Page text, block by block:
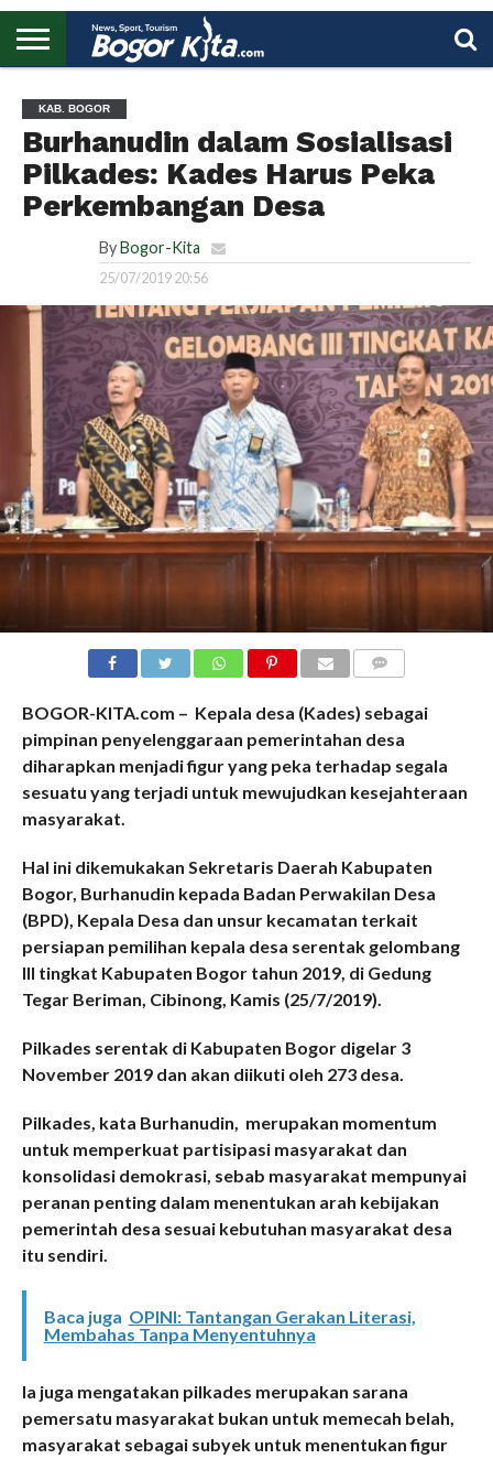
UTAMA
KAB. BOGOR
Burhanudin dalam Sosialisasi
Pilkades: Kades Harus Peka
Perkembangan Desa
By Bogor-Kita
25/07/2019 20:56
BOGOR-KITA.com – Kepala desa (Kades) sebagai
pimpinan penyelenggaraan pemerintahan desa
diharapkan menjadi figur yang peka terhadap segala
sesuatu yang terjadi untuk mewujudkan kesejahteraan
masyarakat.
Hal ini dikemukakan Sekretaris Daerah Kabupaten
Bogor, Burhanudin kepada Badan Perwakilan Desa
(BPD), Kepala Desa dan unsur kecamatan terkait
persiapan pemilihan kepala desa serentak gelombang
III tingkat Kabupaten Bogor tahun 2019, di Gedung
Tegar Beriman, Cibinong, Kamis (25/7/2019).
Pilkades serentak di Kabupaten Bogor digelar 3
November 2019 dan akan diikuti oleh 273 desa.
Pilkades, kata Burhanudin, merupakan momentum
untuk memperkuat partisipasi masyarakat dan
konsolidasi demokrasi, sebab masyarakat mempunyai
peranan penting dalam menentukan arah kebijakan
pemerintah desa sesuai kebutuhan masyarakat desa
itu sendiri.
Baca juga OPINI: Tantangan Gerakan Literasi,
Membahas Tanpa Menyentuhnya
Ia juga mengatakan pilkades merupakan sarana
pemersatu masyarakat bukan untuk memecah belah,
masyarakat sebagai subyek untuk menentukan figur